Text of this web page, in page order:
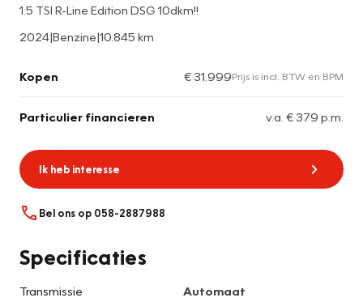
1.5 TSI R-Line Edition DSG 10dkm!!
2024|Benzine|10.845 km
Kopen € 31.999Prijs is incl. BTW en BPM
Particulier financieren v.a. € 379 p.m.
Ik heb interesse
Bel ons op 058-2887988
Specificaties
Transmissie
Automaat